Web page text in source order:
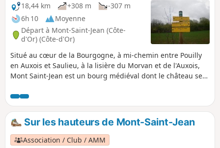
18,44 km
+308 m
-307 m
6h 10
Moyenne
Départ à Mont-Saint-Jean (Côte-
d'Or) (Côte-d'Or)
Situé au cœur de la Bourgogne, à mi-chemin entre Pouilly
en Auxois et Saulieu, à la lisière du Morvan et de l'Auxois,
Mont Saint-Jean est un bourg médiéval dont le château se
large vallée où coulent le Doran et le Serein. Son point
culminant s'élève à 578 m (Croix Thomas).
Sur les hauteurs de Mont-Saint-Jean
Association / Club / AMM